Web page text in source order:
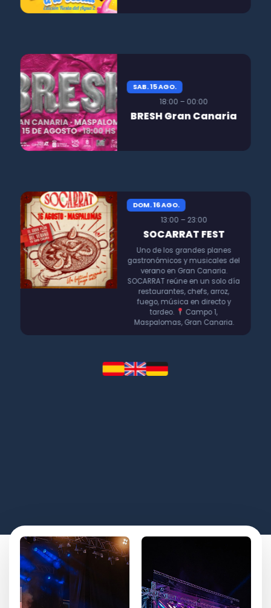
SAB. 15 AGO.
18:00 – 00:00
BRESH Gran Canaria
DOM. 16 AGO.
13:00 – 23:00
SOCARRAT FEST
Uno de los grandes planes
gastronómicos y musicales del
verano en Gran Canaria.
SOCARRAT reúne en un solo día
restaurantes, chefs, arroz,
fuego, música en directo y
tardeo.
Campo 1,
Maspalomas, Gran Canaria.